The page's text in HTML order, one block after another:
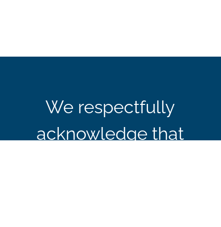
We respectfully
acknowledge that